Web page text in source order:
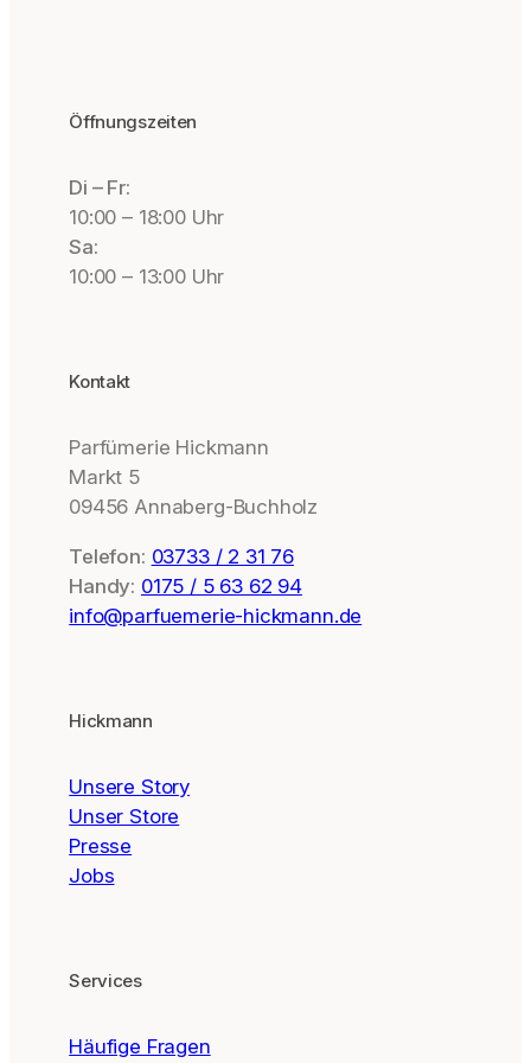
Öffnungszeiten
Di – Fr:
10:00 – 18:00 Uhr
Sa:
10:00 – 13:00 Uhr
Kontakt
Parfümerie Hickmann
Markt 5
09456 Annaberg-Buchholz
Telefon: 03733 / 2 31 76
Handy: 0175 / 5 63 62 94
info@parfuemerie-hickmann.de
Hickmann
Unsere Story
Unser Store
Presse
Jobs
Services
Häufige Fragen